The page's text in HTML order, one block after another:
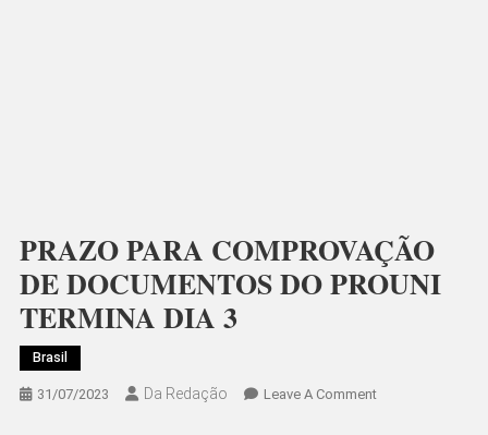
PRAZO PARA COMPROVAÇÃO
DE DOCUMENTOS DO PROUNI
TERMINA DIA 3
Brasil
31/07/2023 Da Redação Leave A CommentOn